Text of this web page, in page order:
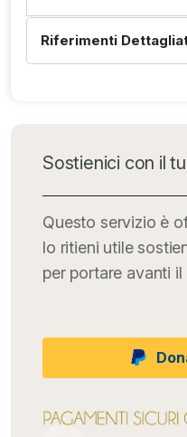
Riferimenti
Sostienici con il
Questo servizio è
lo ritieni utile
per portare avanti